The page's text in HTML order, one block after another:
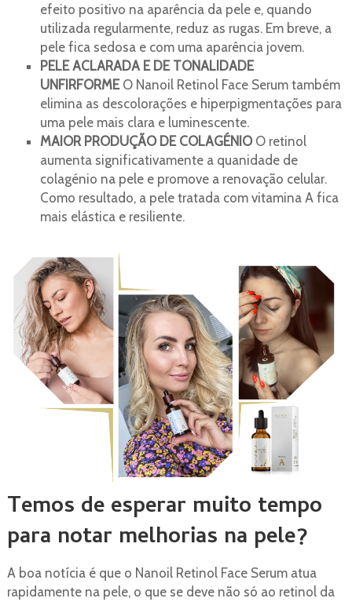
efeito positivo na aparência da pele e, quando
utilizada regularmente, reduz as rugas. Em breve, a
pele fica sedosa e com uma aparência jovem.
PELE ACLARADA E DE TONALIDADE
UNFIRFORME O Nanoil Retinol Face Serum também
elimina as descolorações e hiperpigmentações para
uma pele mais clara e luminescente.
MAIOR PRODUÇÃO DE COLAGÉNIO O retinol
aumenta significativamente a quanidade de
colagénio na pele e promove a renovação celular.
Como resultado, a pele tratada com vitamina A fica
mais elástica e resiliente.
Temos de esperar muito tempo
para notar melhorias na pele?
A boa notícia é que o Nanoil Retinol Face Serum atua
rapidamente na pele, o que se deve não só ao retinol da